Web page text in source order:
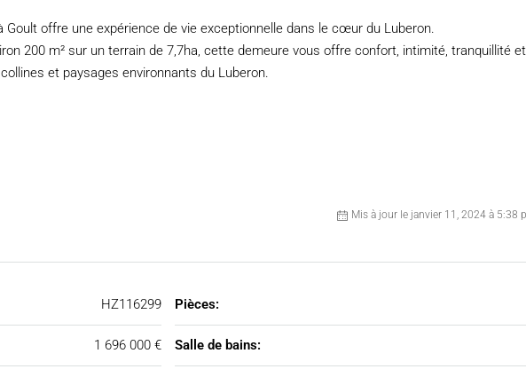
offre une expérience de vie exceptionnelle dans le cœur du Luberon.
200 m² sur un terrain de 7,7ha, cette demeure vous offre confort, intimité, tranquillité et
et paysages environnants du Luberon.
Mis à jour le janvier 11, 2024 à 5:38
HZ116299
1 696 000 €
Pièces:
Salle de bains: